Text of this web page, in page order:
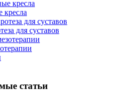
кресла
для суставов
статьи